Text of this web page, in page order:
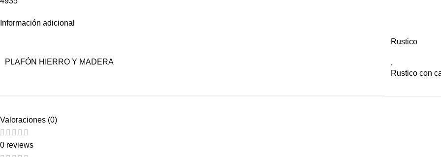
Información adicional
PLAFÓN HIERRO Y MADERA
Rustico
,
Rustico con
Valoraciones (0)
0 reviews